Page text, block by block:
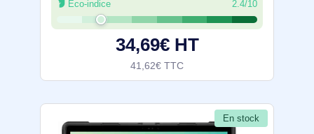
compartiment principal rembourré, poche
avant zippée avec porte-stylos et poches
Éco-indice 2.4/10
34,69€ HT
41,62€ TTC
En stock